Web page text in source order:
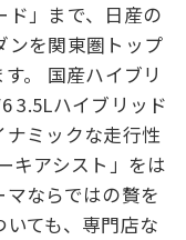
ド」まで、日産の
ンを関東圏トップ
。 国産ハイブリ
3.5Lハイブリッド
ナミックな走行性
キアシスト」をは
ならではの贅を
ても、専門店な